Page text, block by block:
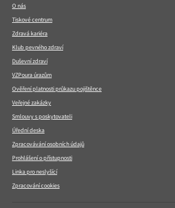
O nás
Tiskové centrum
Zdravá kariéra
Klub pevného zdraví
Duševní zdraví
VZPoura úrazům
Ověření platnosti průkazu pojištěnce
Veřejné zakázky
Smlouvy s poskytovateli
Úřední deska
Zpracovávání osobních údajů
Prohlášení o přístupnosti
Linka pro neslyšící
Zpracování cookies